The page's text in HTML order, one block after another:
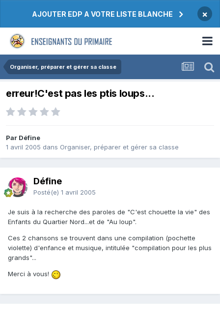
AJOUTER EDP A VOTRE LISTE BLANCHE ×
Organiser, préparer et gérer sa classe
erreur!C'est pas les ptis loups...
Par Défine
1 avril 2005 dans Organiser, préparer et gérer sa classe
Défine
Posté(e) 1 avril 2005
Je suis à la recherche des paroles de "C'est chouette la vie" des
Enfants du Quartier Nord...et de "Au loup".
Ces 2 chansons se trouvent dans une compilation (pochette
violette) d'enfance et musique, intitulée "compilation pour les plus
grands"...
Merci à vous!